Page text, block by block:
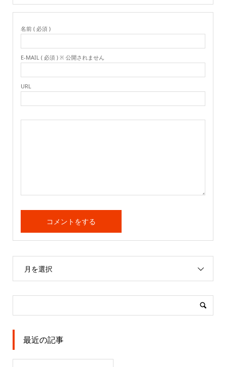
名前 ( 必須 )
E-MAIL ( 必須 ) ※ 公開されません
URL
月を選択
最近の記事